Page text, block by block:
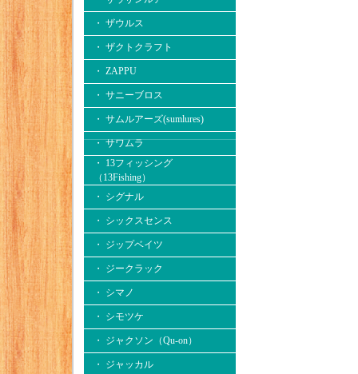
・ ザウルス
・ ザクトクラフト
・ ZAPPU
・ サニーブロス
・ サムルアーズ(sumlures)
・ サワムラ
・ 13フィッシング
（13Fishing）
・ シグナル
・ シックスセンス
・ ジップベイツ
・ ジークラック
・ シマノ
・ シモツケ
・ ジャクソン（Qu-on）
・ ジャッカル